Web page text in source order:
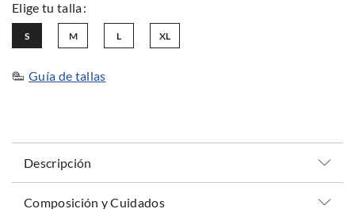
L
M
S XL
Guía de tallas
Descripción
Composición y Cuidados